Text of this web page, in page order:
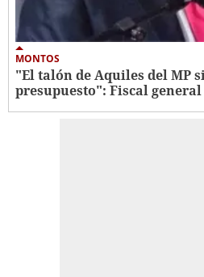
MONTOS
"El talón de Aquiles del MP
presupuesto": Fiscal